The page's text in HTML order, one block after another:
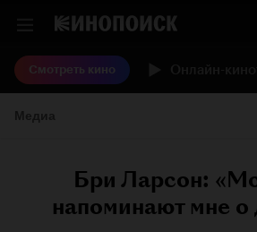
Смотреть кино
Бри Ларсон:
напоминают мне о